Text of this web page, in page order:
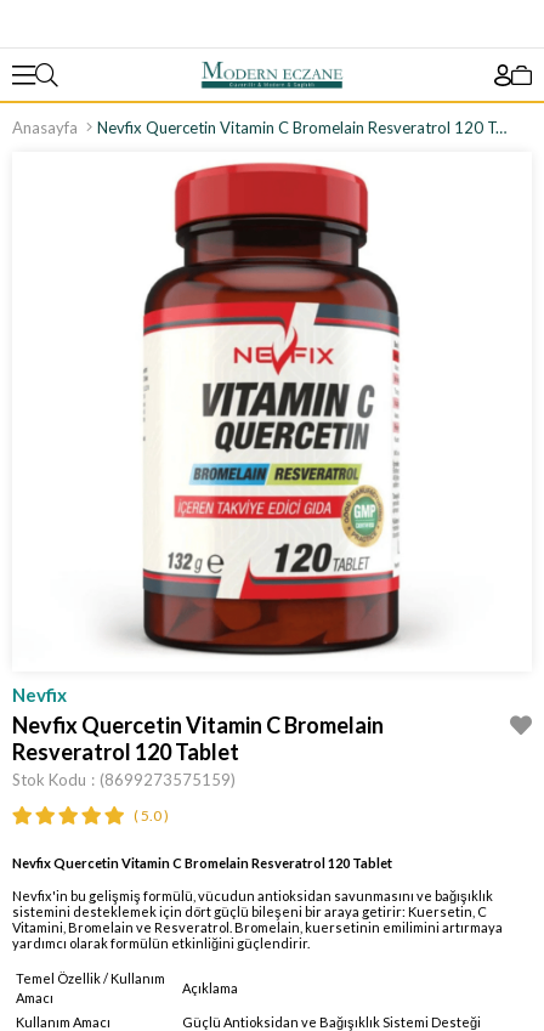
Anasayfa Nevfix Quercetin Vitamin C Bromelain Resveratrol 120 Tablet
Nevfix
Nevfix Quercetin Vitamin C Bromelain
Resveratrol 120 Tablet
Stok Kodu (8699273575159)
5.0
Nevfix Quercetin Vitamin C Bromelain Resveratrol 120 Tablet
Nevfix'in bu gelişmiş formülü, vücudun antioksidan savunmasını ve bağışıklık
sistemini desteklemek için dört güçlü bileşeni bir araya getirir: Kuersetin, C
Vitamini, Bromelain ve Resveratrol. Bromelain, kuersetinin emilimini artırmaya
yardımcı olarak formülün etkinliğini güçlendirir.
Temel Özellik / Kullanım
Amacı
Açıklama
Kullanım Amacı
Güçlü Antioksidan ve Bağışıklık Sistemi Desteği